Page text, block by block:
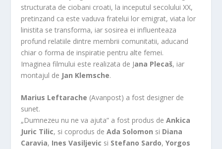
structurata de ciobani croati, la inceputul secolului XX,
pretinzand ca este vaduva fratelui lor emigrat, viata lor
linistita se transforma, iar sosirea ei influenteaza
profund relatiile dintre membrii comunitatii, aducand
chiar o forma de inspiratie pentru alte femei.
Imaginea filmului este realizata de Jana Plecaš, iar
montajul de Jan Klemsche.
Marius Leftarache (Avanpost) a fost designer de
sunet.
„Dumnezeu nu ne va ajuta” a fost produs deAnkica
Juric Tilic, si coprodus deAda Solomon si Diana
Caravia, Ines Vasiljevic si Stefano Sardo, Yorgos